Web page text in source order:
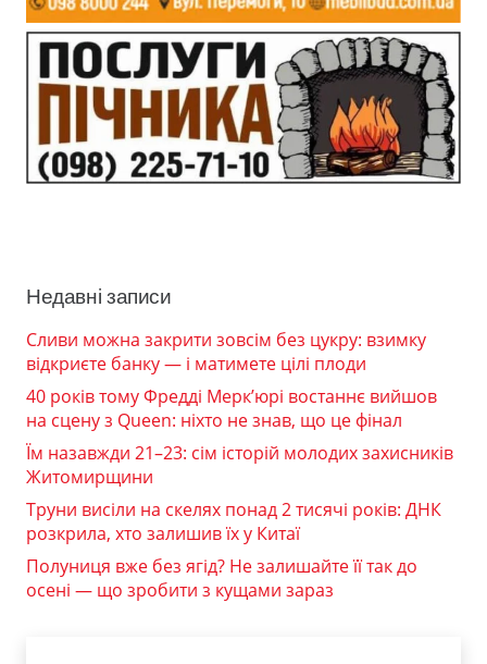
Недавні записи
Сливи можна закрити зовсім без цукру: взимку
відкриєте банку — і матимете цілі плоди
40 років тому Фредді Мерк’юрі востаннє вийшов
на сцену з Queen: ніхто не знав, що це фінал
Їм назавжди 21–23: сім історій молодих захисників
Житомирщини
Труни висіли на скелях понад 2 тисячі років: ДНК
розкрила, хто залишив їх у Китаї
Полуниця вже без ягід? Не залишайте її так до
осені — що зробити з кущами зараз